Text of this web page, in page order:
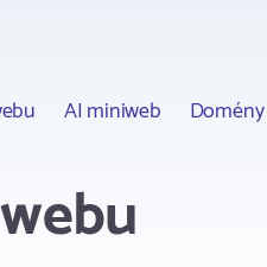
AI miniweb Domény